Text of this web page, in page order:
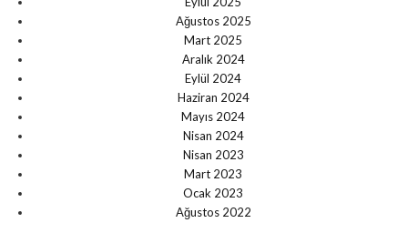
Ağustos 2025
Mart 2025
Aralık 2024
Eylül 2024
Haziran 2024
Mayıs 2024
Nisan 2024
Nisan 2023
Mart 2023
Ocak 2023
Ağustos 2022